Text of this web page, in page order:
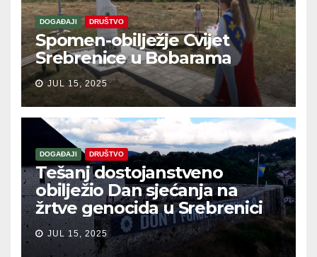
DOGAĐAJI DRUŠTVO
Spomen-obilježje Cvijet
Srebrenice u Bobarama
JUL 15, 2025
DOGAĐAJI DRUŠTVO
Tešanj dostojanstveno
obilježio Dan sjećanja na
žrtve genocida u Srebrenici
JUL 15, 2025